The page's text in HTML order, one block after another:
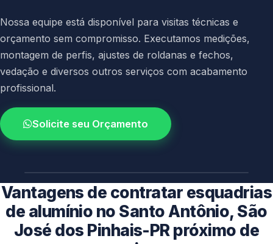
Nossa equipe está disponível para visitas técnicas e
orçamento sem compromisso. Executamos medições,
montagem de perfis, ajustes de roldanas e fechos,
vedação e diversos outros serviços com acabamento
profissional.
Solicite seu Orçamento
4.9 / 5.0
avaliacao dos clientes
Vantagens de contratar esquadrias
de alumínio no Santo Antônio, São
José dos Pinhais-PR próximo de